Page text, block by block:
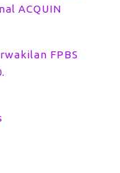
ACQUIN
FPBS